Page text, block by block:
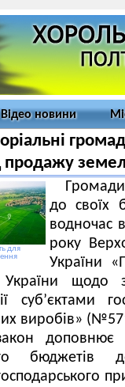
Відео новини
продажу
для
до своїх
водночас
року
України
України щодо
суб’єктами
виробів»
доповнює
бюджетів